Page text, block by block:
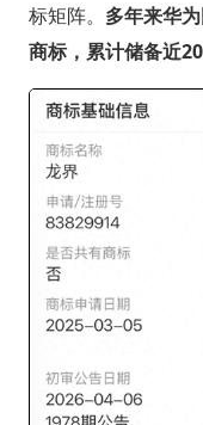
标矩阵。 多年来华
商标，累计储备近